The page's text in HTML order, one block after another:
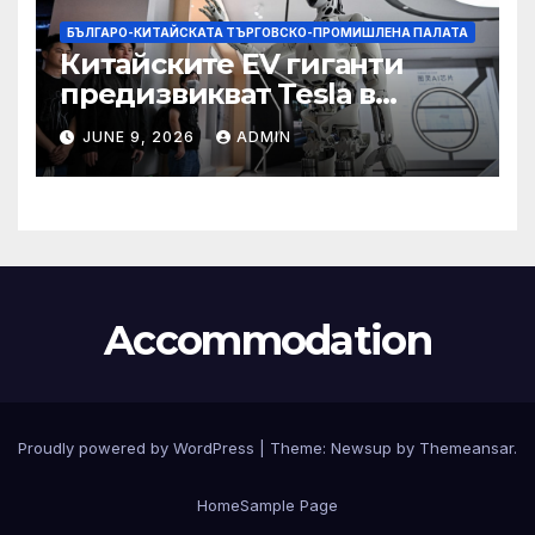
БЪЛГАРО-КИТАЙСКАТА ТЪРГОВСКО-ПРОМИШЛЕНА ПАЛАТА
Китайските EV гиганти
предизвикват Tesla в
надпреварата за
комерсиализиране на
хуманоидни роботи
JUNE 9, 2026 ADMIN
Accommodation
Proudly powered by WordPress Theme: Newsup by Themeansar.
HomeSample Page